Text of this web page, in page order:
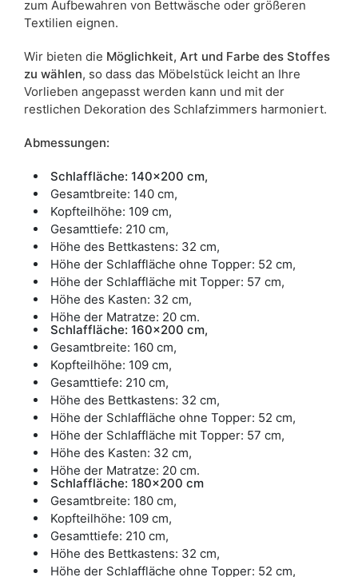
zum Aufbewahren von Bettwäsche oder größeren
Textilien eignen.
Wir bieten die Möglichkeit, Art und Farbe des Stoffes
zu wählen, so dass das Möbelstück leicht an Ihre
Vorlieben angepasst werden kann und mit der
restlichen Dekoration des Schlafzimmers harmoniert.
Abmessungen:
Schlaffläche: 140x200 cm,
Gesamtbreite: 140 cm,
Kopfteilhöhe: 109 cm,
Gesamttiefe: 210 cm,
Höhe des Bettkastens: 32 cm,
Höhe der Schlaffläche ohne Topper: 52 cm,
Höhe der Schlaffläche mit Topper: 57 cm,
Höhe des Kasten: 32 cm,
Höhe der Matratze: 20 cm.
Schlaffläche: 160x200 cm,
Gesamtbreite: 160 cm,
Kopfteilhöhe: 109 cm,
Gesamttiefe: 210 cm,
Höhe des Bettkastens: 32 cm,
Höhe der Schlaffläche ohne Topper: 52 cm,
Höhe der Schlaffläche mit Topper: 57 cm,
Höhe des Kasten: 32 cm,
Höhe der Matratze: 20 cm.
Schlaffläche: 180x200 cm
Gesamtbreite: 180 cm,
Kopfteilhöhe: 109 cm,
Gesamttiefe: 210 cm,
Höhe des Bettkastens: 32 cm,
Höhe der Schlaffläche ohne Topper: 52 cm,